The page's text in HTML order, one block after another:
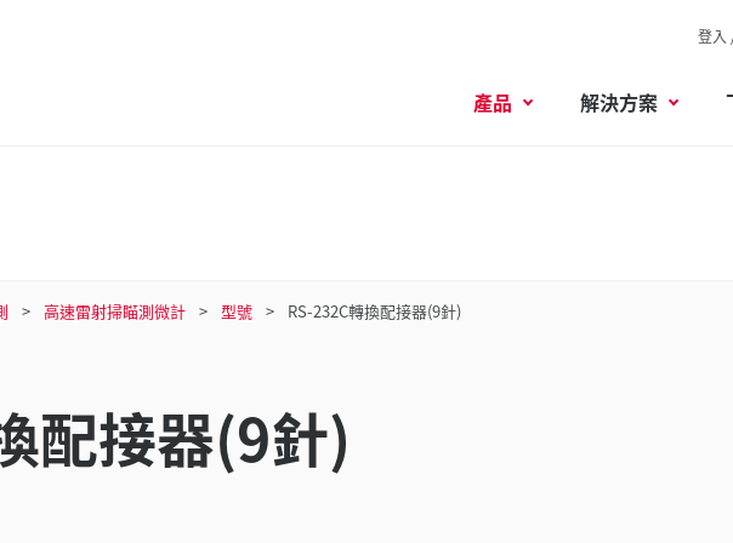
登入
產品 解決方案
高速雷射掃瞄測微計 型號 RS-232C轉換配接器(9針)
配接器(9針)